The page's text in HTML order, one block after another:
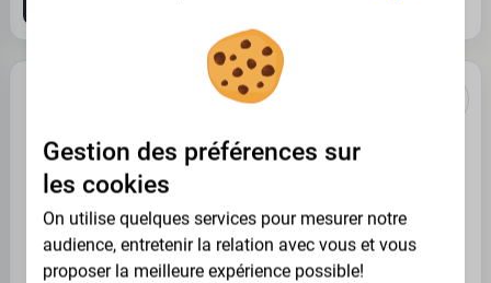
Gestion des préférences sur
les cookies
On utilise quelques services pour mesurer notre
audience, entretenir la relation avec vous et vous
proposer la meilleure expérience possible!